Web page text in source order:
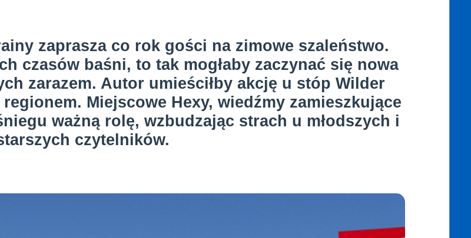
zaprasza co rok gości na zimowe szaleństwo.
czasów baśni, to tak mogłaby zaczynać się nowa
zarazem. Autor umieściłby akcję u stóp Wilder
Miejscowe Hexy, wiedźmy zamieszkujące
ważną rolę, wzbudzając strach u młodszych i
czytelników.